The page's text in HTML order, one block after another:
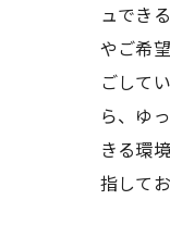
ュでき
やご希
ごして
ら、ゆ
きる環
指してお